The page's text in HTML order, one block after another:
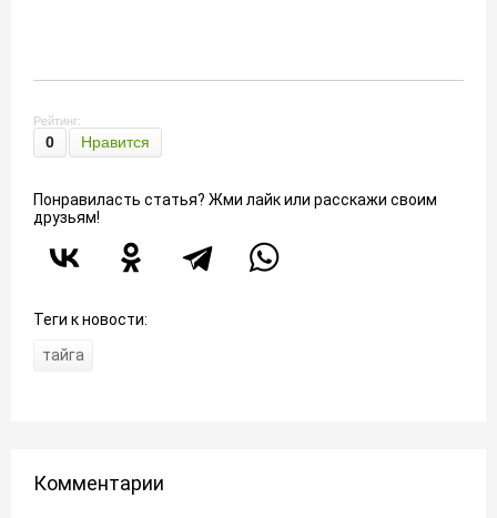
Рейтинг:
0 Нравится
Понравиласть статья? Жми лайк или расскажи своим
друзьям!
Теги к новости:
тайга
Комментарии